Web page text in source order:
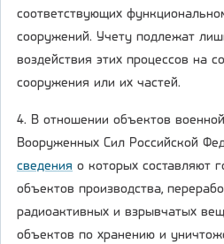
соответствующих
сооружений. Учету подлежат
воздействия этих процессов на
сооружения или их частей.
4. В отношении объектов
Вооруженных Сил Российской
сведения о которых составляют
объектов производства,
радиоактивных и взрывчатых
объектов по хранению и